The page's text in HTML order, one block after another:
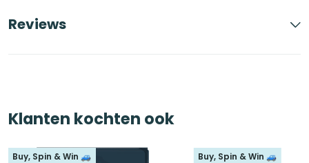
Reviews
Klanten kochten ook
Buy, Spin & Win 🚙
Buy, Spin & Win 🚙